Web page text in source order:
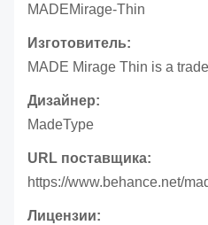
MADEMirage-Thin
Изготовитель:
MADE Mirage Thin is a
Дизайнер:
MadeType
URL поставщика:
https://www.behance.net/
Лицензии: